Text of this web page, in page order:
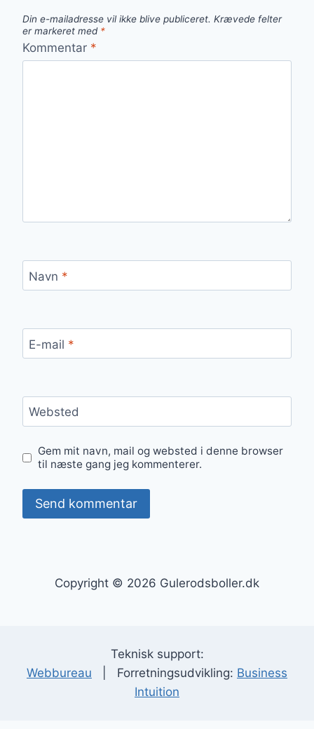
Din e-mailadresse vil ikke blive publiceret. Krævede felter
er markeret med *
Kommentar *
Navn *
E-mail *
Websted
Gem mit navn, mail og websted i denne browser
til næste gang jeg kommenterer.
Copyright © 2026 Gulerodsboller.dk
Teknisk support:
Webbureau | Forretningsudvikling: Business
Intuition